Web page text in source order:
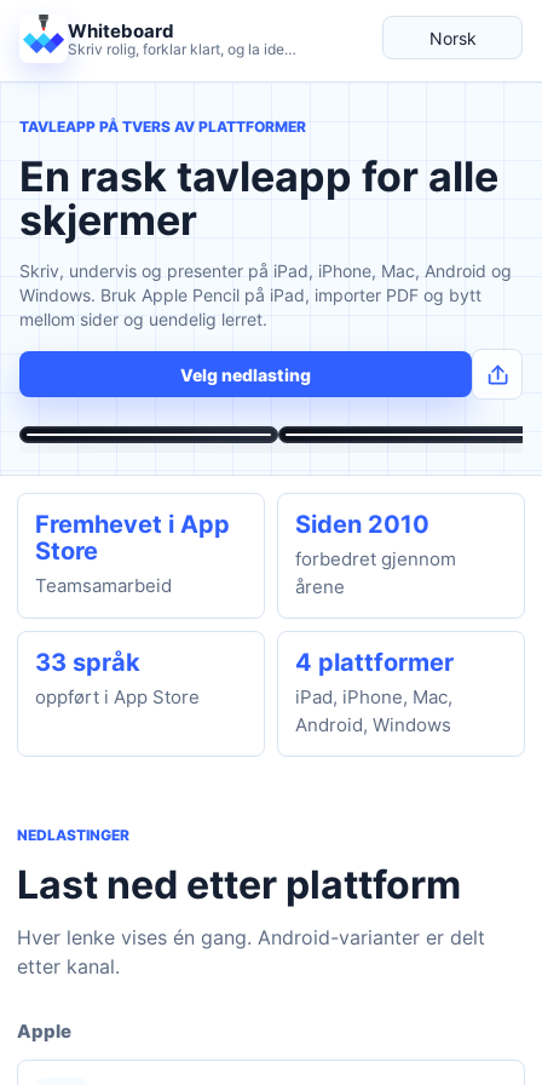
Whiteboard
Skriv rolig, forklar klart, og la ideene vokse. Språk
Norsk
TAVLEAPP PÅ TVERS AV PLATTFORMER
En rask tavleapp for alle
skjermer
Skriv, undervis og presenter på iPad, iPhone, Mac, Android og
Windows. Bruk Apple Pencil på iPad, importer PDF og bytt
mellom sider og uendelig lerret.
Velg nedlasting
Fremhevet i App
Store
Teamsamarbeid
Siden 2010
forbedret gjennom
årene
33 språk
oppført i App Store
4 plattformer
iPad, iPhone, Mac,
Android, Windows
NEDLASTINGER
Last ned etter plattform
Hver lenke vises én gang. Android-varianter er delt
etter kanal.
Apple